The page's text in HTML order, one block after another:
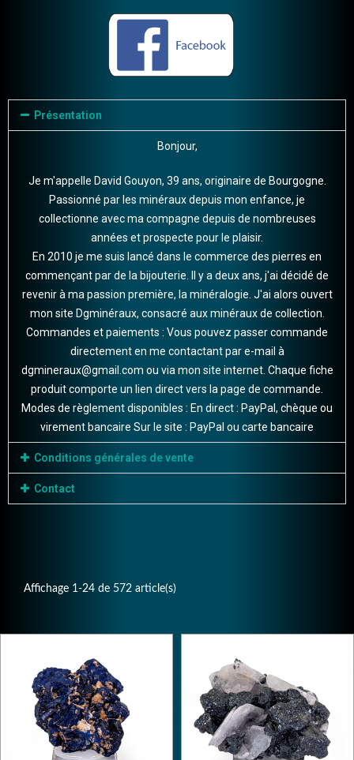
Présentation
Bonjour,
Je m'appelle David Gouyon, 39 ans, originaire de Bourgogne.
Passionné par les minéraux depuis mon enfance, je
collectionne avec ma compagne depuis de nombreuses
années et prospecte pour le plaisir.
En 2010 je me suis lancé dans le commerce des pierres en
commençant par de la bijouterie. Il y a deux ans, j'ai décidé de
revenir à ma passion première, la minéralogie. J'ai alors ouvert
mon site Dgminéraux, consacré aux minéraux de collection.
Commandes et paiements : Vous pouvez passer commande
directement en me contactant par e-mail à
dgmineraux@gmail.com ou via mon site internet. Chaque fiche
produit comporte un lien direct vers la page de commande.
Modes de règlement disponibles : En direct : PayPal, chèque ou
virement bancaire Sur le site : PayPal ou carte bancaire
Conditions générales de vente
Contact
Affichage 1-24 de 572 article(s)